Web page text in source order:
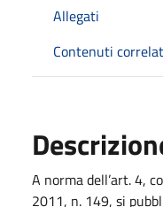
Allegati
Contenuti
A norma dell’art. 4,
2011, n. 149, si